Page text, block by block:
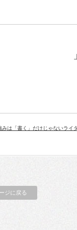
みは「書く」だけじゃないライ
ジに戻る